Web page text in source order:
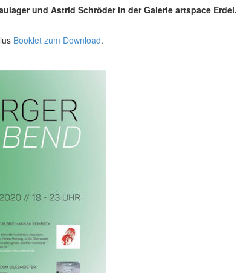
und Astrid Schröder in der Galerie artspace Erdel.
Booklet zum Download.